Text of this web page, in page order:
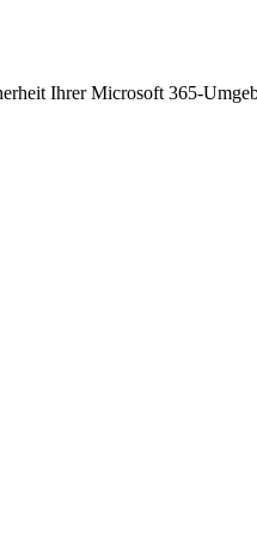
Ihrer Microsoft 365-